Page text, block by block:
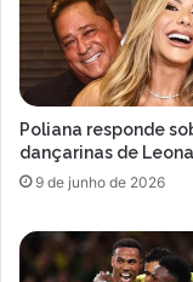
Poliana responde
dançarinas de
9 de junho de 2026